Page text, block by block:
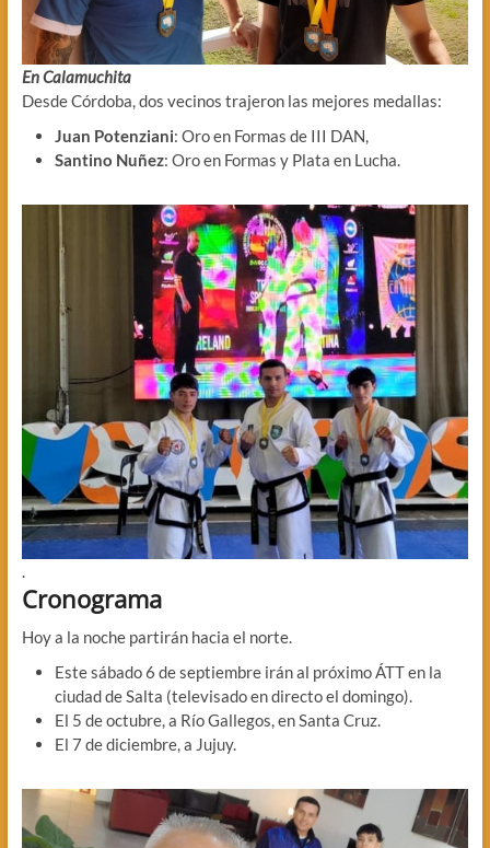
En Calamuchita
Desde Córdoba, dos vecinos trajeron las mejores medallas:
Juan Potenziani: Oro en Formas de III DAN,
Santino Nuñez: Oro en Formas y Plata en Lucha.
.
Cronograma
Hoy a la noche partirán hacia el norte.
Este sábado 6 de septiembre irán al próximo ÁTT en la
ciudad de Salta (televisado en directo el domingo).
El 5 de octubre, a Río Gallegos, en Santa Cruz.
El 7 de diciembre, a Jujuy.